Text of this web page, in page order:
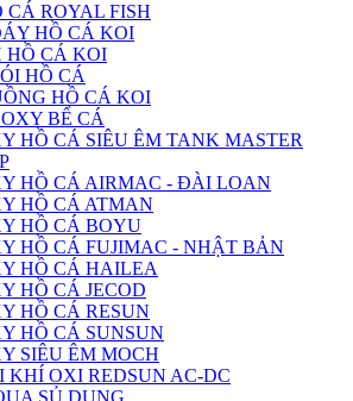
CÁ ROYAL FISH
HỒ CÁ KOI
HỒ CÁ KOI
HỒ CÁ
HỒ CÁ KOI
BỂ CÁ
HỒ CÁ SIÊU ÊM TANK MASTER
HỒ CÁ AIRMAC - ĐÀI LOAN
HỒ CÁ ATMAN
HỒ CÁ BOYU
HỒ CÁ FUJIMAC - NHẬT BẢN
HỒ CÁ HAILEA
HỒ CÁ JECOD
HỒ CÁ RESUN
HỒ CÁ SUNSUN
SIÊU ÊM MOCH
KHÍ OXI REDSUN AC-DC
SỦ DỤNG